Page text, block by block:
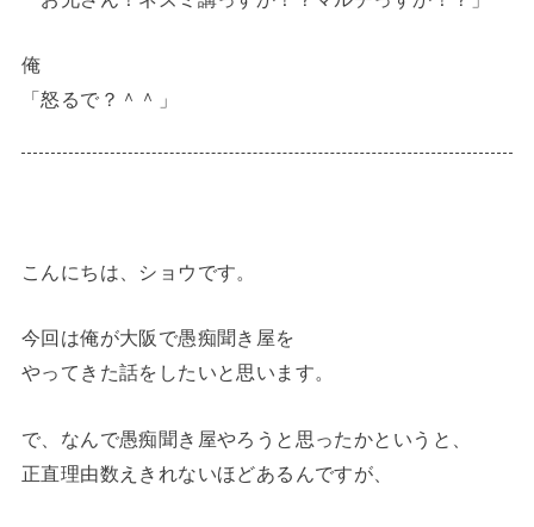
俺
「怒るで？＾＾」
こんにちは、ショウです。
今回は俺が大阪で愚痴聞き屋を
やってきた話をしたいと思います。
で、なんで愚痴聞き屋やろうと思ったかというと、
正直理由数えきれないほどあるんですが、